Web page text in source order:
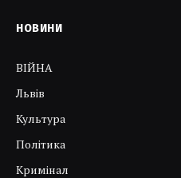
НОВИНИ
ВІЙНА
Львів
Культура
Політика
Кримінал